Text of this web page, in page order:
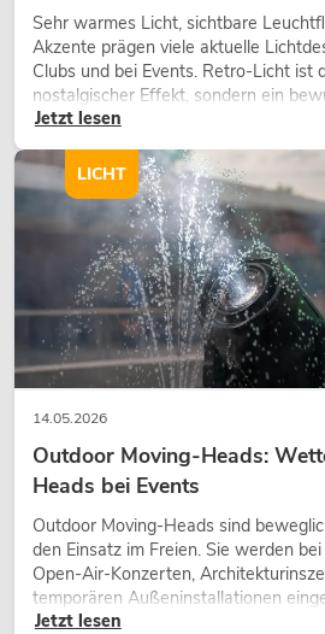
Sehr warmes Licht, sichtbare
Akzente prägen viele aktuelle
Clubs und bei Events. Retro-Licht ist
nostalgischer Effekt, sondern ein
Gestaltungsmittel: Es schafft
wirken lassen.
Jetzt lesen
14.05.2026
Outdoor Moving-Heads:
Heads bei Events
Outdoor Moving-Heads sind
den Einsatz im Freien. Sie werden
Open-Air-Konzerten,
temporären Außeninstallationen
Jetzt lesen
LICHT